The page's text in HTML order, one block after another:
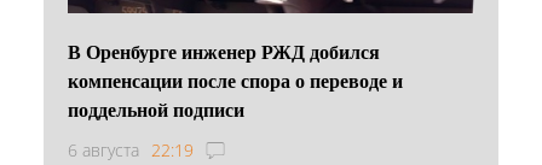
В Оренбурге инженер РЖД добился
компенсации после спора о переводе и
поддельной подписи
6 августа 22:19